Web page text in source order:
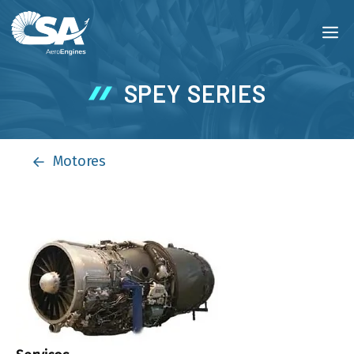
Pular
para
SPEY SERIES
Motores